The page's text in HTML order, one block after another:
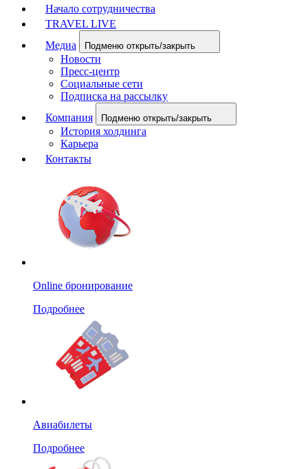
Начало сотрудничества
TRAVEL LIVE
Медиа
Подменю открыть/закрыть
Новости
Пресс-центр
Социальные сети
Подписка на рассылку
Компания
Подменю открыть/закрыть
История холдинга
Карьера
Контакты
Online бронирование
Подробнее
Авиабилеты
Подробнее